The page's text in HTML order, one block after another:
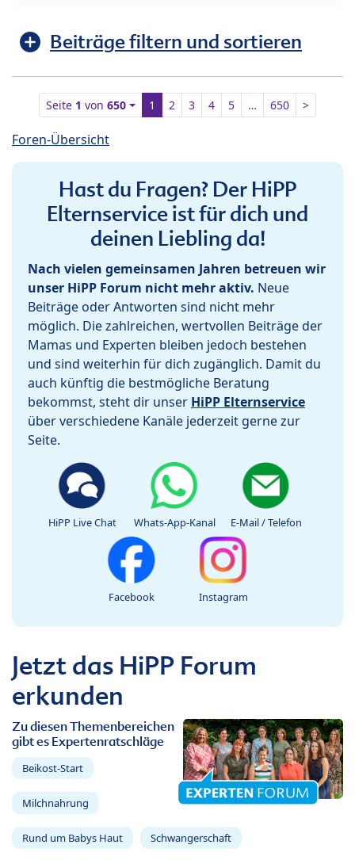
Beiträge filtern und sortieren
Seite 1 von650 1 2 3 4 5 … 650 >
Foren-Übersicht
Hast du Fragen? Der HiPP
Elternservice ist für dich und
deinen Liebling da!
Nach vielen gemeinsamen Jahren betreuen wir
unser HiPP Forum nicht mehr aktiv. Neue
Beiträge oder Antworten sind nicht mehr
möglich. Die zahlreichen, wertvollen Beiträge der
Mamas und Experten bleiben jedoch bestehen
und sind weiterhin für dich zugänglich. Damit du
auch künftig die bestmögliche Beratung
bekommst, steht dir unser HiPP Elternservice
über verschiedene Kanäle jederzeit gerne zur
Seite.
HiPP Live Chat Whats-App-Kanal E-Mail / Telefon
Facebook Instagram
Jetzt das HiPP Forum
erkunden
Zu diesen Themenbereichen
gibt es Expertenratschläge
Beikost-Start
Milchnahrung
Rund um Babys Haut Schwangerschaft